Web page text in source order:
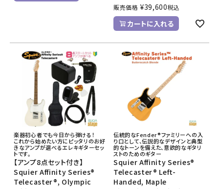
販売価格 ¥39,600税込
カートに入れる
楽器初心者でも今日から弾ける！
これから始めたい方にピッタリのお好
きなアンプが選べるエレキギターセッ
トです。
【アンプ8点セット付き】
Squier Affinity Series®
Telecaster®, Olympic
伝統的なFender®ファミリーへの入
り口として、伝説的なデザインと典型
的なトーンを備えた、意欲的なギタリ
ストのためのギター
Squier Affinity Series®
Telecaster® Left-
Handed, Maple